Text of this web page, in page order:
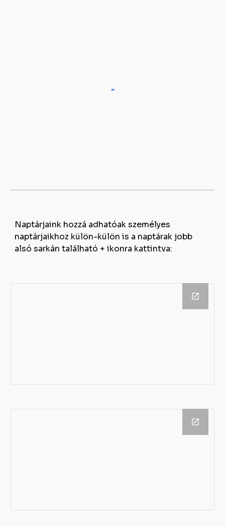
Naptárjaink hozzá adhatóak személyes
naptárjaikhoz külön-külön is a naptárak jobb
alsó sarkán található + ikonra kattintva: